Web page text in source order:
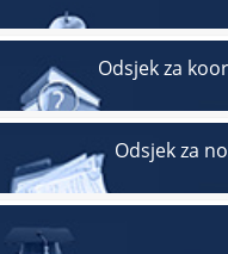
Odsjek za
Odsjek za